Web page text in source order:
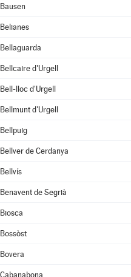
Bausen
Belianes
Bellaguarda
Bellcaire d'Urgell
Bell-lloc d'Urgell
Bellmunt d'Urgell
Bellpuig
Bellver de Cerdanya
Bellvís
Benavent de Segrià
Biosca
Bossòst
Bovera
Cabanabona